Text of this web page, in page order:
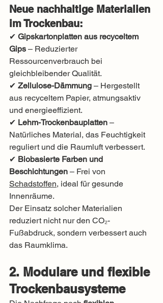
Neue nachhaltige Materialien
im Trockenbau:
✔ Gipskartonplatten aus recyceltem
Gips – Reduzierter
Ressourcenverbrauch bei
gleichbleibender Qualität.
✔ Zellulose-Dämmung – Hergestellt
aus recyceltem Papier, atmungsaktiv
und energieeffizient.
✔ Lehm-Trockenbauplatten –
Natürliches Material, das Feuchtigkeit
reguliert und die Raumluft verbessert.
✔ Biobasierte Farben und
Beschichtungen – Frei von
Schadstoffen, ideal für gesunde
Innenräume.
Der Einsatz solcher Materialien
reduziert nicht nur den CO₂-
Fußabdruck, sondern verbessert auch
das Raumklima.
2. Modulare und flexible
Trockenbausysteme